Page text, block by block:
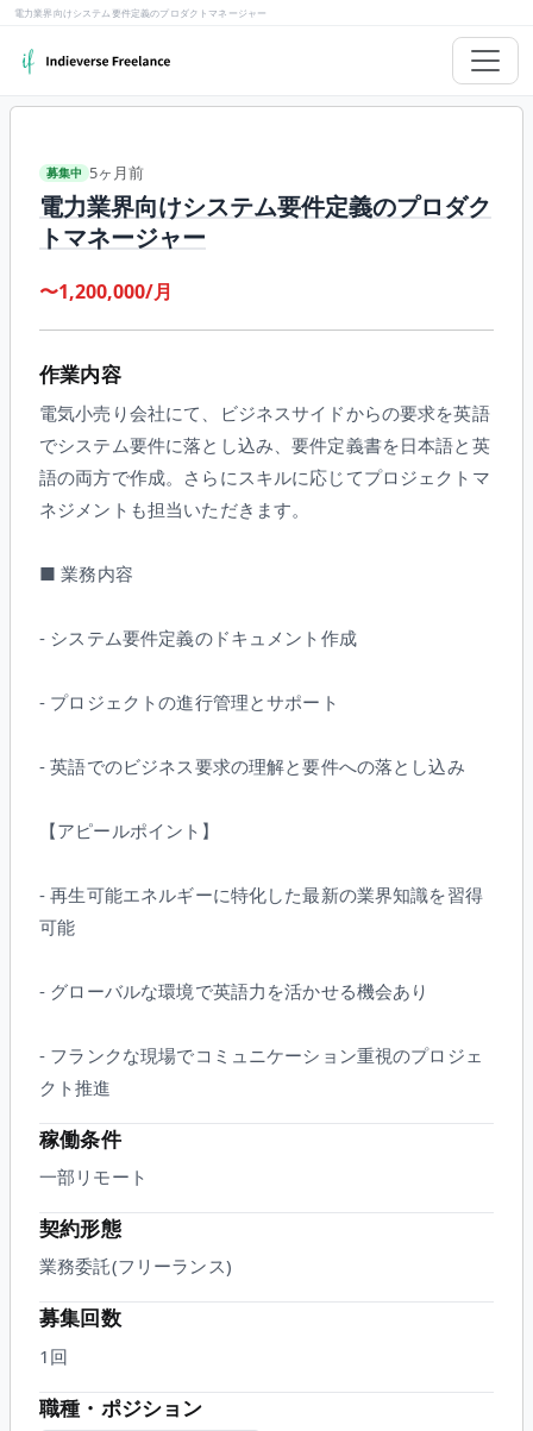
電力業界向けシステム要件定義のプロダクトマネージャー
募集中 5ヶ月前
電力業界向けシステム要件定義のプロダク
トマネージャー
〜1,200,000/月
作業内容
電気小売り会社にて、ビジネスサイドからの要求を英語
でシステム要件に落とし込み、要件定義書を日本語と英
語の両方で作成。さらにスキルに応じてプロジェクトマ
ネジメントも担当いただきます。
■ 業務内容
- システム要件定義のドキュメント作成
- プロジェクトの進行管理とサポート
- 英語でのビジネス要求の理解と要件への落とし込み
【アピールポイント】
- 再生可能エネルギーに特化した最新の業界知識を習得
可能
- グローバルな環境で英語力を活かせる機会あり
- フランクな現場でコミュニケーション重視のプロジェ
クト推進
稼働条件
一部リモート
契約形態
業務委託(フリーランス)
募集回数
1回
職種・ポジション